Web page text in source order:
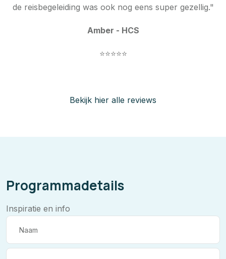
de reisbegeleiding was ook nog eens super gezellig."
Amber - HCS
⭐⭐⭐⭐⭐
Bekijk hier alle reviews
Programmadetails
Inspiratie en info